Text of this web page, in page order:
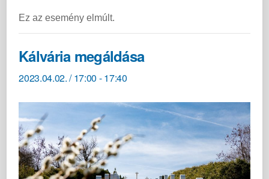
Ez az esemény elmúlt.
Kálvária megáldása
2023.04.02. / 17:00 -17:40